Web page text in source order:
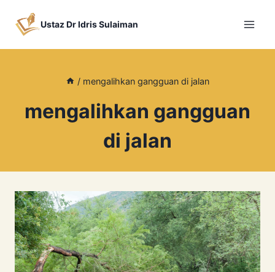
Ustaz Dr Idris Sulaiman
/ mengalihkan gangguan di jalan
mengalihkan gangguan
di jalan